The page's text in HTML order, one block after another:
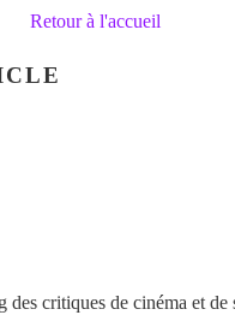
Retour à l'accueil
des critiques de cinéma et de